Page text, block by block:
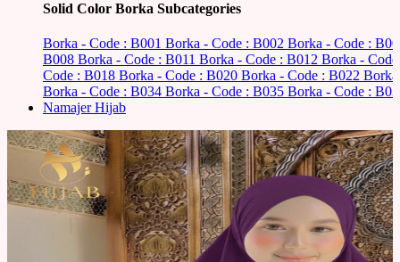
Solid Color Borka Subcategories
Borka - Code : B001 Borka - Code : B002 Borka - Code :
B008 Borka - Code : B011 Borka - Code : B012 Borka -
Code : B018 Borka - Code : B020 Borka - Code : B022
Borka - Code : B034 Borka - Code : B035 Borka - Code :
Namajer Hijab